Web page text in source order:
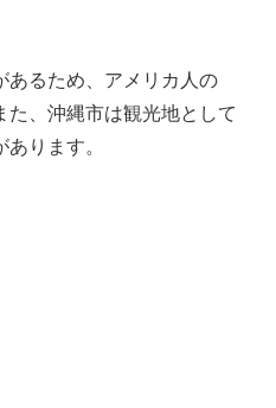
あるため、アメリカ人の
、沖縄市は観光地として
ります。